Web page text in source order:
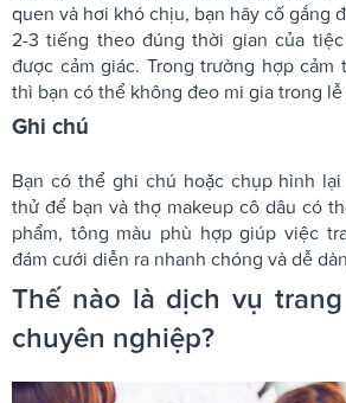
quen và hơi khó chịu, bạn hãy cố gắng
2-3 tiếng theo đúng thời gian của
được cảm giác. Trong trường hợp cảm
thì bạn có thể không đeo mi gia trong lễ
Ghi chú
Bạn có thể ghi chú hoặc chụp hình
thử để bạn và thợ makeup cô dâu có
phẩm, tông màu phù hợp giúp việc
đám cưới diễn ra nhanh chóng và dễ
Thế nào là dịch vụ
chuyên nghiệp?